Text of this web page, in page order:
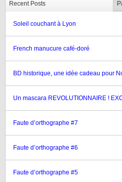
Recent Posts
Soleil couchant à Lyon
French manucure café-doré
BD historique, une idée cadeau pour
Un mascara REVOLUTIONNAIRE !
Faute d’orthographe #7
Faute d’orthographe #6
Faute d’orthographe #5